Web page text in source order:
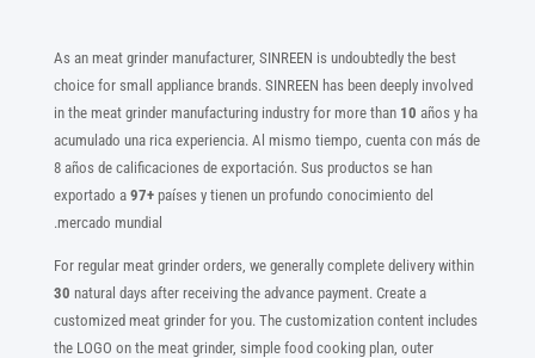
As an meat grinder manufacturer, SINREEN is undoubtedly the best
choice for small appliance brands. SINREEN has been deeply involved
in the meat grinder manufacturing industry for more than 10 años y ha
acumulado una rica experiencia. Al mismo tiempo, cuenta con más de
8 años de calificaciones de exportación. Sus productos se han
exportado a 97+países y tienen un profundo conocimiento del
mercado mundial.
For regular meat grinder orders, we generally complete delivery within
30 natural days after receiving the advance payment. Create a
customized meat grinder for you. The customization content includes
the LOGO on the meat grinder, simple food cooking plan, outer